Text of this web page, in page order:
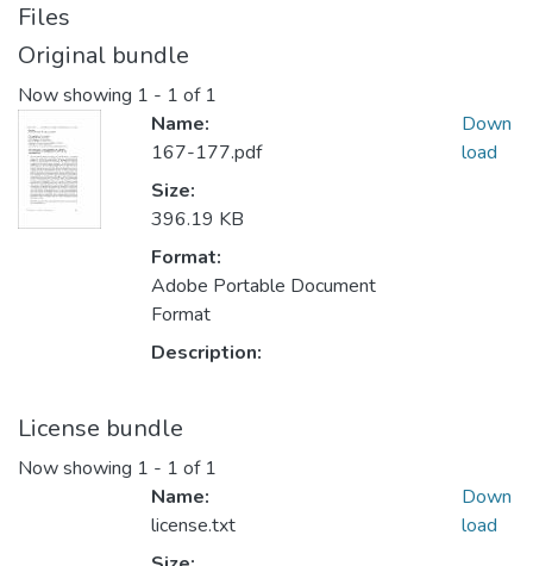
Files
Original bundle
Now showing 1 - 1 of 1
Name:
167-177.pdf
Size:
396.19 KB
Format:
Adobe Portable Document
Format
Description:
Down
load
License bundle
Now showing 1 - 1 of 1
Name:
license.txt
Down
load